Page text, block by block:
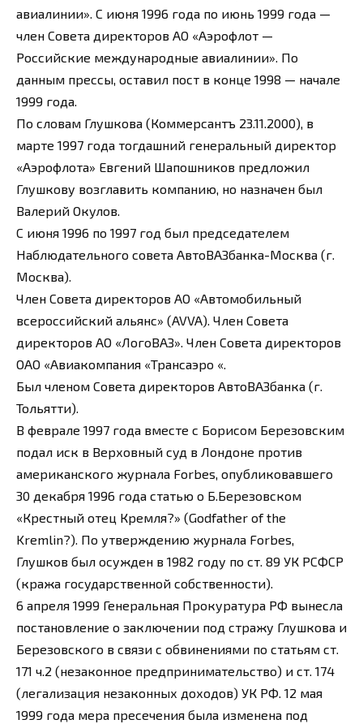
авиалинии». С июня 1996 года по июнь 1999 года —
член Совета директоров АО «Аэрофлот —
Российские международные авиалинии». По
данным прессы, оставил пост в конце 1998 — начале
1999 года.
По словам Глушкова (Коммерсантъ 23.11.2000), в
марте 1997 года тогдашний генеральный директор
«Аэрофлота» Евгений Шапошников предложил
Глушкову возглавить компанию, но назначен был
Валерий Окулов.
С июня 1996 по 1997 год был председателем
Наблюдательного совета АвтоВАЗбанка-Москва (г.
Москва).
Член Совета директоров АО «Автомобильный
всероссийский альянс» (AVVA). Член Совета
директоров АО «ЛогоВАЗ». Член Совета директоров
ОАО «Авиакомпания «Трансаэро «.
Был членом Совета директоров АвтоВАЗбанка (г.
Тольятти).
В феврале 1997 года вместе с Борисом Березовским
подал иск в Верховный суд в Лондоне против
американского журнала Forbes, опубликовавшего
30 декабря 1996 года статью о Б.Березовском
«Крестный отец Кремля?» (Godfather of the
Kremlin?). По утверждению журнала Forbes,
Глушков был осужден в 1982 году по ст. 89 УК РСФСР
(кража государственной собственности).
6 апреля 1999 Генеральная Прокуратура РФ вынесла
постановление о заключении под стражу Глушкова и
Березовского в связи с обвинениями по статьям ст.
171 ч.2 (незаконное предпринимательство) и ст. 174
(легализация незаконных доходов) УК РФ. 12 мая
1999 года мера пресечения была изменена под